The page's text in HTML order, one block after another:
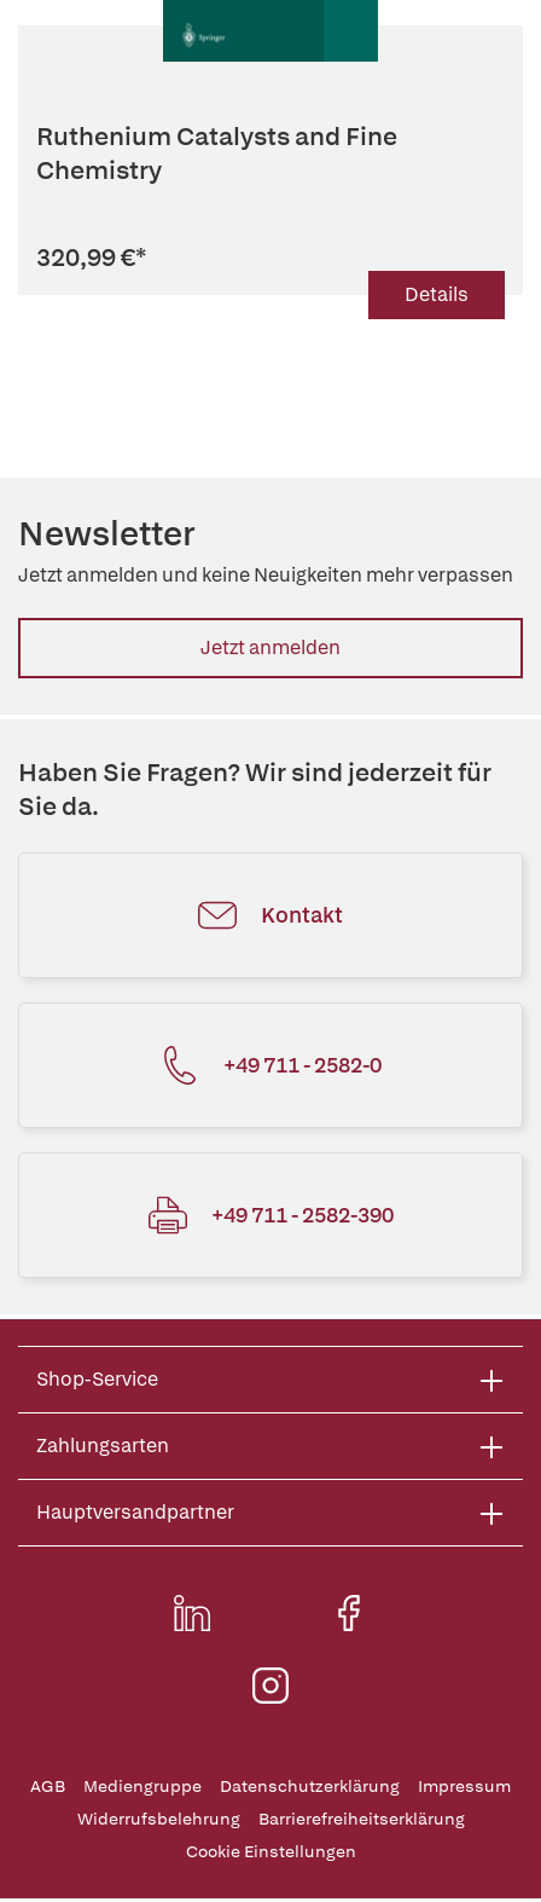
Ruthenium Catalysts and Fine
Chemistry
320,99 €*
Details
Newsletter
Jetzt anmelden und keine Neuigkeiten mehr verpassen
Jetzt anmelden
Haben Sie Fragen? Wir sind jederzeit für
Sie da.
Kontakt
+49 711 - 2582-0
+49 711 - 2582-390
Shop-Service
Zahlungsarten
Hauptversandpartner
AGB Mediengruppe Datenschutzerklärung
Impressum
Widerrufsbelehrung
Barrierefreiheitserklärung
Cookie Einstellungen